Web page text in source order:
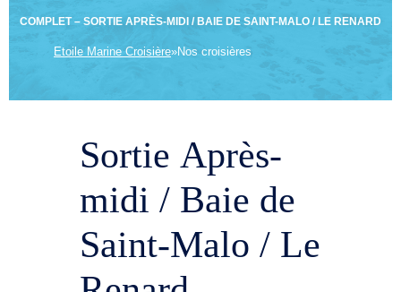
COMPLET – SORTIE APRÈS-MIDI / BAIE DE SAINT-MALO / LE RENARD
Etoile Marine Croisière»Nos croisières
Sortie Après-
midi / Baie de
Saint-Malo / Le